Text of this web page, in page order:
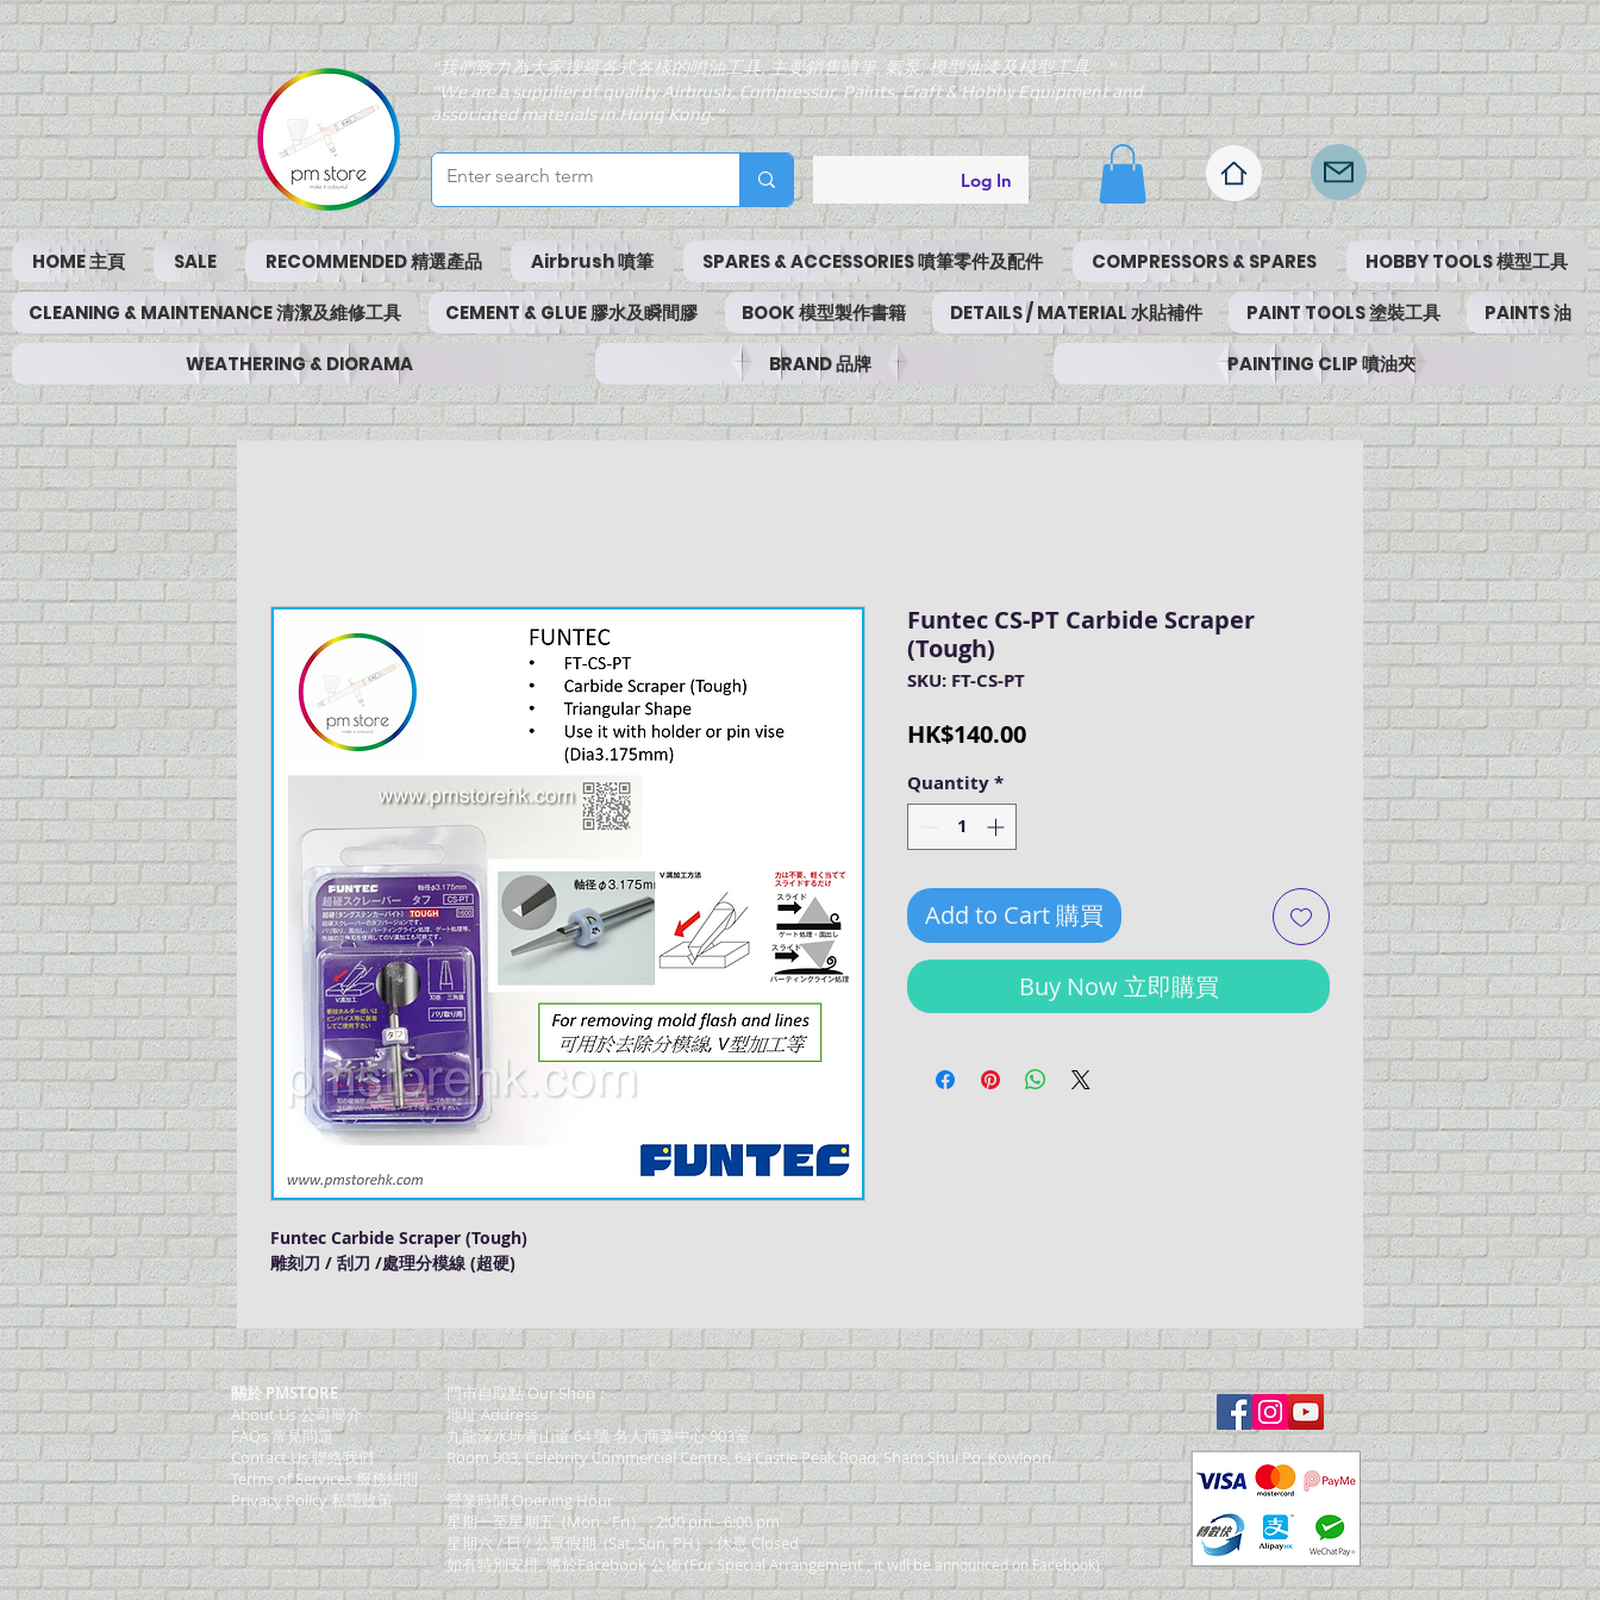
"我們致力為大家搜羅各式各樣的噴油工具, 主要銷售噴筆, 氣泵, 模型油漆及模型工具。"
"We are a supplier of quality Airbrush, Compressor, Paints, Craft & Hobby Equipment and
associated materials in Hong Kong."
Log In
HOME 主頁 SALE RECOMMENDED 精選產品 Airbrush 噴筆 SPARES & ACCESSORIES 噴筆零件及配件 COMPRESSORS & SPARES HOBBY TOOLS 模型工具
CLEANING & MAINTENANCE 清潔及維修工具 CEMENT & GLUE 膠水及瞬間膠 BOOK 模型製作書籍 DETAILS / MATERIAL 水貼補件 PAINT TOOLS 塗裝工具 PAINTS 油
WEATHERING & DIORAMA BRAND 品牌 PAINTING CLIP 噴油夾
Funtec Carbide Scraper (Tough)
雕刻刀 / 刮刀 /處理分模線 (超硬)
Funtec CS-PT Carbide Scraper
(Tough)
SKU: FT-CS-PT
HK$140.00Price
Quantity*
Add to Cart 購買
Buy Now 立即購買
關於 PMSTORE
About Us 公司簡介
FAQs 常見問題
Contact Us 聯絡我們
​Terms of Services 服務細則
Privacy Policy 私隱政策
門巿自取點 Our Shop：
地址 Address
九龍深水埗青山道 64 號 名人商業中心 903室
Room 903, Celebrity Commercial Centre, 64 Castle Peak Road, Sham Shui Po, Kowloon.
營業時間 Opening Hour
星期一至星期五 (Mon - Fri） : 2:00 pm - 6:00 pm
星期六 / 日 / 公眾假期 (Sat, Sun, PH）: 休息 Closed
如有特別安排, 將於Facebook 公佈 (For Special Arrangement , it will beannounced on Facebook)